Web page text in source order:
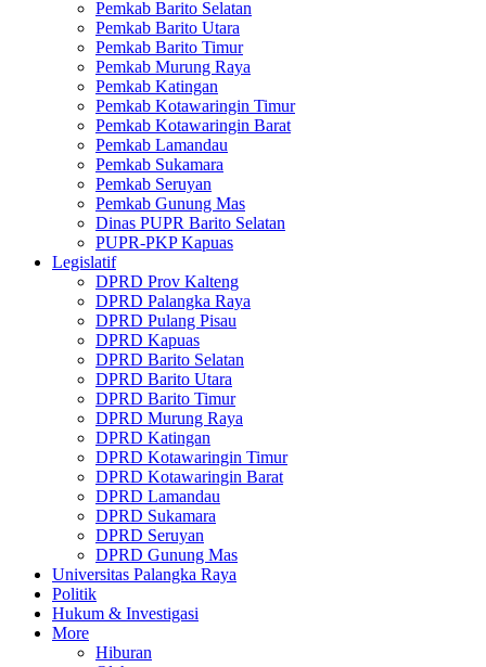
Pemkab Barito Selatan
Pemkab Barito Utara
Pemkab Barito Timur
Pemkab Murung Raya
Pemkab Katingan
Pemkab Kotawaringin Timur
Pemkab Kotawaringin Barat
Pemkab Lamandau
Pemkab Sukamara
Pemkab Seruyan
Pemkab Gunung Mas
Dinas PUPR Barito Selatan
PUPR-PKP Kapuas
Legislatif
DPRD Prov Kalteng
DPRD Palangka Raya
DPRD Pulang Pisau
DPRD Kapuas
DPRD Barito Selatan
DPRD Barito Utara
DPRD Barito Timur
DPRD Murung Raya
DPRD Katingan
DPRD Kotawaringin Timur
DPRD Kotawaringin Barat
DPRD Lamandau
DPRD Sukamara
DPRD Seruyan
DPRD Gunung Mas
Universitas Palangka Raya
Politik
Hukum & Investigasi
More
Hiburan